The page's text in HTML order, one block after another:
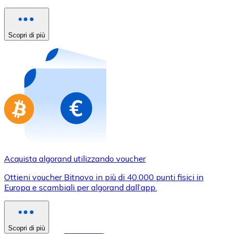
Acquista con carta
Acquista gift card dei tuoi marchi preferiti con
Vai al negozio di carte regalo
Scopri di più
Acquista algorand utilizzando voucher
Ottieni voucher Bitnovo in più di 40.000 punti fisici in
Europa e scambiali per algorand dall’app.
Scopri di più